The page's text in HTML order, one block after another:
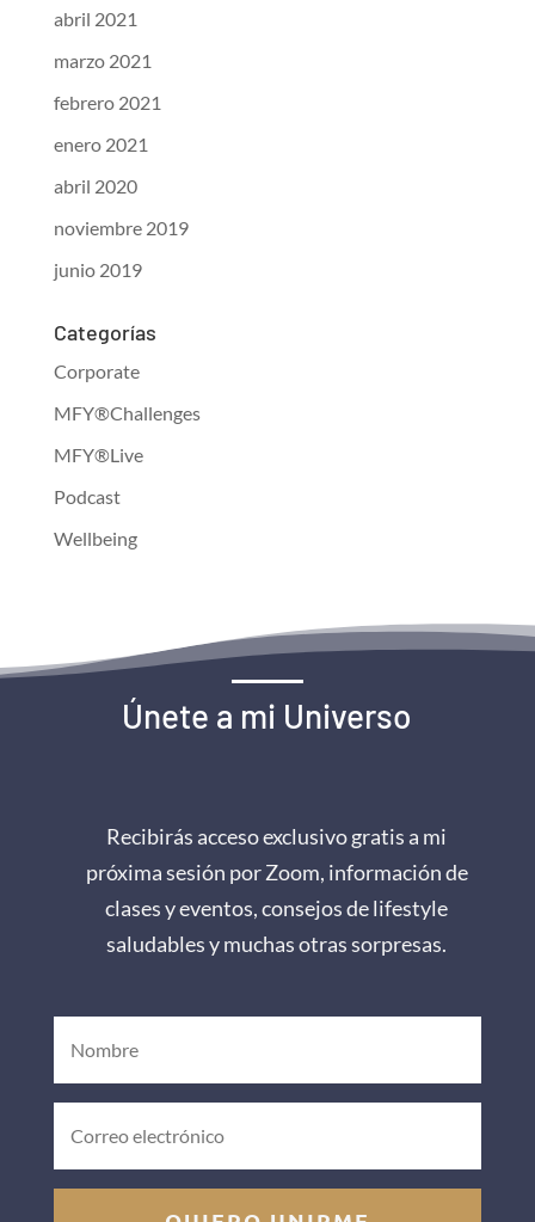
abril 2021
marzo 2021
febrero 2021
enero 2021
abril 2020
noviembre 2019
junio 2019
Categorías
Corporate
MFY®Challenges
MFY®Live
Podcast
Wellbeing
Únete a mi Universo
Recibirás acceso exclusivo gratis a mi
próxima sesión por Zoom, información de
clases y eventos, consejos de lifestyle
saludables y muchas otras sorpresas.